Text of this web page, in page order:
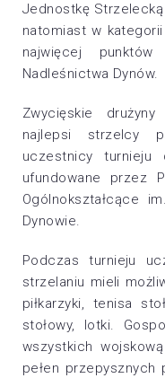
Jednostkę Strzelecką
natomiast w
najwięcej
Nadleśnictwa Dynów.
Zwycięskie
najlepsi strzelcy
uczestnicy turnieju
ufundowane przez
Ogólnokształcące
Dynowie.
Podczas turnieju
strzelaniu mieli
piłkarzyki, tenisa
stołowy, lotki.
wszystkich
pełen